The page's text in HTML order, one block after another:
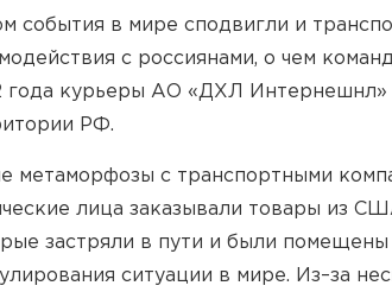
события в мире сподвигли и
с россиянами, о чем
года курьеры АО «ДХЛ Интернешнл»
РФ.
метаморфозы с транспортными
лица заказывали товары из
застряли в пути и были
ситуации в мире. Из–за